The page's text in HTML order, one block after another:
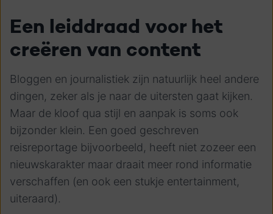
Een leiddraad voor het
creëren van content
Bloggen en journalistiek zijn natuurlijk heel andere
dingen, zeker als je naar de uitersten gaat kijken.
Maar de kloof qua stijl en aanpak is soms ook
bijzonder klein. Een goed geschreven
reisreportage bijvoorbeeld, heeft niet zozeer een
nieuwskarakter maar draait meer rond informatie
verschaffen (en ook een stukje entertainment,
uiteraard).